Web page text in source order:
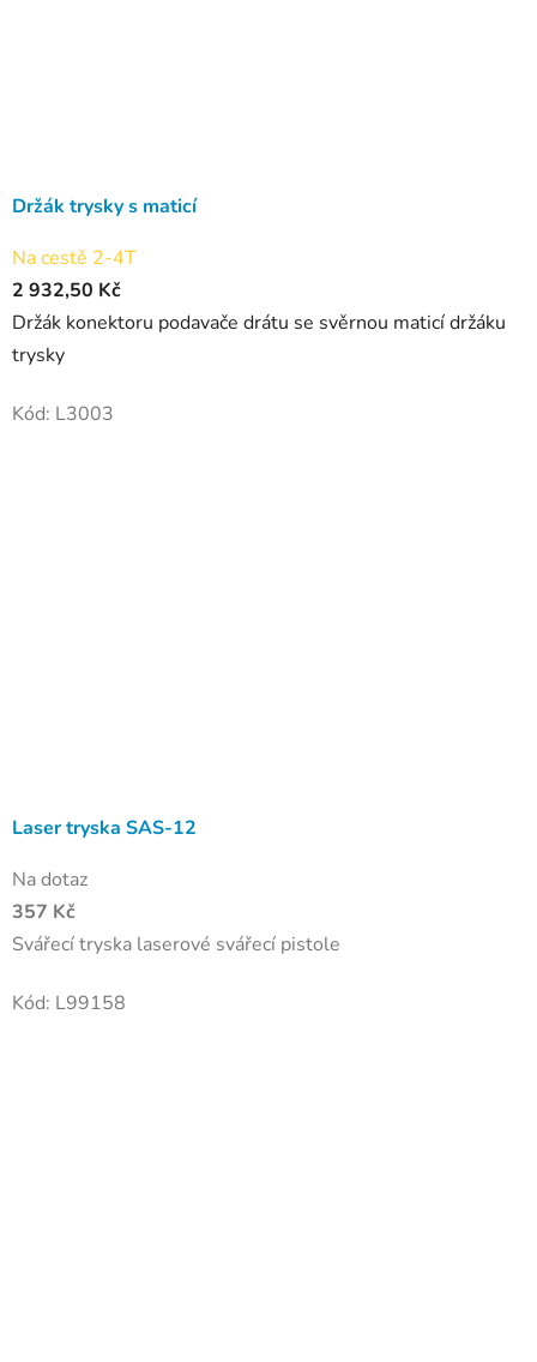
Držák trysky s maticí
Na cestě 2-4T
2 932,50 Kč
Držák konektoru podavače drátu se svěrnou maticí držáku
trysky
Kód: L3003
Laser tryska SAS-12
Na dotaz
357 Kč
Svářecí tryska laserové svářecí pistole
Kód: L99158